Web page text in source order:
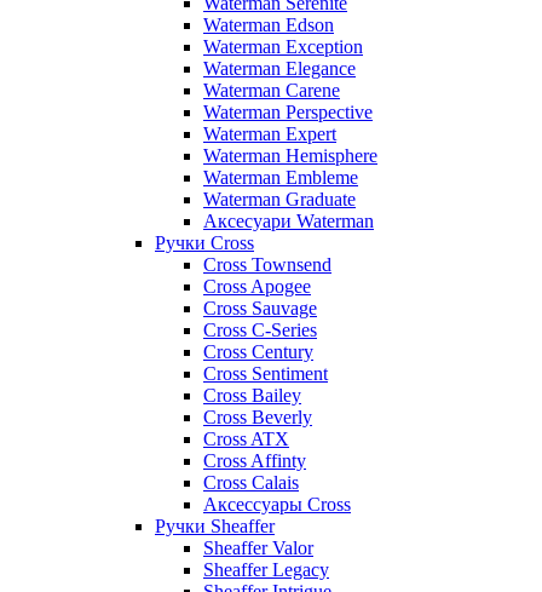
Waterman Edson
Waterman Exception
Waterman Elegance
Waterman Carene
Waterman Perspective
Waterman Expert
Waterman Hemisphere
Waterman Embleme
Waterman Graduate
Аксесуари Waterman
Ручки Cross
Cross Townsend
Cross Apogee
Cross Sauvage
Cross C-Series
Cross Сentury
Cross Sentiment
Cross Bailey
Cross Beverly
Cross ATX
Cross Affinty
Cross Calais
Аксессуары Cross
Ручки Sheaffer
Sheaffer Valor
Sheaffer Legacy